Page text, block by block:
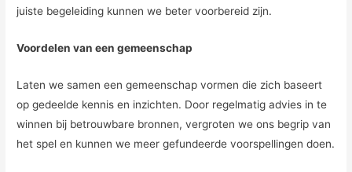
juiste begeleiding kunnen we beter voorbereid zijn.
Voordelen van een gemeenschap
Laten we samen een gemeenschap vormen die zich baseert
op gedeelde kennis en inzichten. Door regelmatig advies in te
winnen bij betrouwbare bronnen, vergroten we ons begrip van
het spel en kunnen we meer gefundeerde voorspellingen doen.